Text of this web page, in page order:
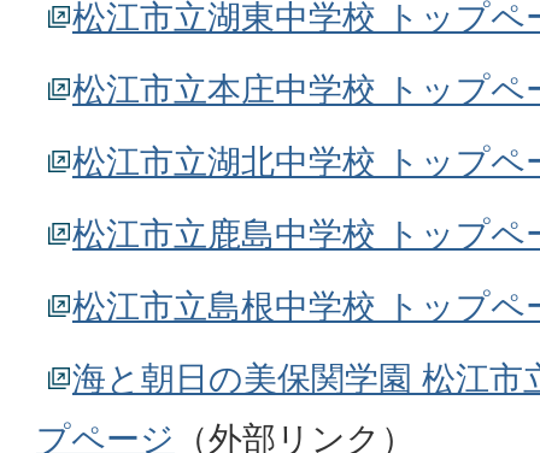
松江市立湖東中学校 トップペ
松江市立本庄中学校 トップペ
松江市立湖北中学校 トップペ
松江市立鹿島中学校 トップペ
松江市立島根中学校 トップペ
海と朝日の美保関学園 松江市
プページ （外部リンク）